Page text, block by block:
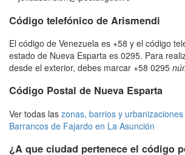
Código telefónico de Arismendi
El código de Venezuela es +58 y el código
estado de Nueva Esparta es 0295. Para
desde el exterior, debes marcar +58 0295
Código Postal de Nueva Esparta
Ver todas las zonas, barrios y
Barrancos de Fajardo en La Asunción
¿A que ciudad pertenece el código